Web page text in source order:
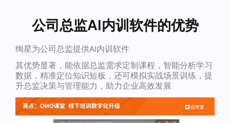
公司总监AI内训软件的优势
绚星为公司总监提供AI内训软件
其优势显著，能依据总监需求定制课程，智能分析学习
数据，精准定位知识短板，还可模拟实战场景训练，提
升总监决策与管理能力，助力企业高效发展